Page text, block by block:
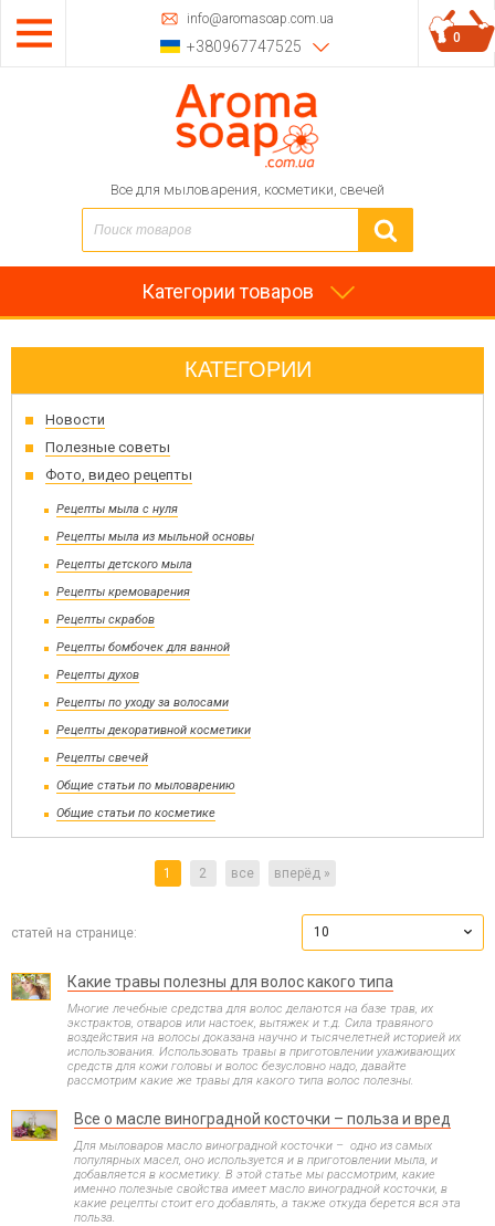
info@aromasoap.com.ua
+380967747525
Все для мыловарения, косметики, свечей
0
Категории товаров
КАТЕГОРИИ
Новости
Полезные советы
Фото, видео рецепты
Рецепты мыла с нуля
Рецепты мыла из мыльной основы
Рецепты детского мыла
Рецепты кремоварения
Рецепты скрабов
Рецепты бомбочек для ванной
Рецепты духов
Рецепты по уходу за волосами
Рецепты декоративной косметики
Рецепты свечей
Общие статьи по мыловарению
Общие статьи по косметике
1 2 все вперёд »
статей на странице: 10
Какие травы полезны для волос какого типа
Многие лечебные средства для волос делаются на базе трав, их
экстрактов, отваров или настоек, вытяжек и т.д. Сила травяного
воздействия на волосы доказана научно и тысячелетней историей их
использования. Использовать травы в приготовлении ухаживающих
средств для кожи головы и волос безусловно надо, давайте
рассмотрим какие же травы для какого типа волос полезны.
Все о масле виноградной косточки – польза и вред
Для мыловаров масло виноградной косточки – одно из самых
популярных масел, оно используется и в приготовлении мыла, и
добавляется в косметику. В этой статье мы рассмотрим, какие
именно полезные свойства имеет масло виноградной косточки, в
какие рецепты стоит его добавлять, а также откуда берется вся эта
польза.